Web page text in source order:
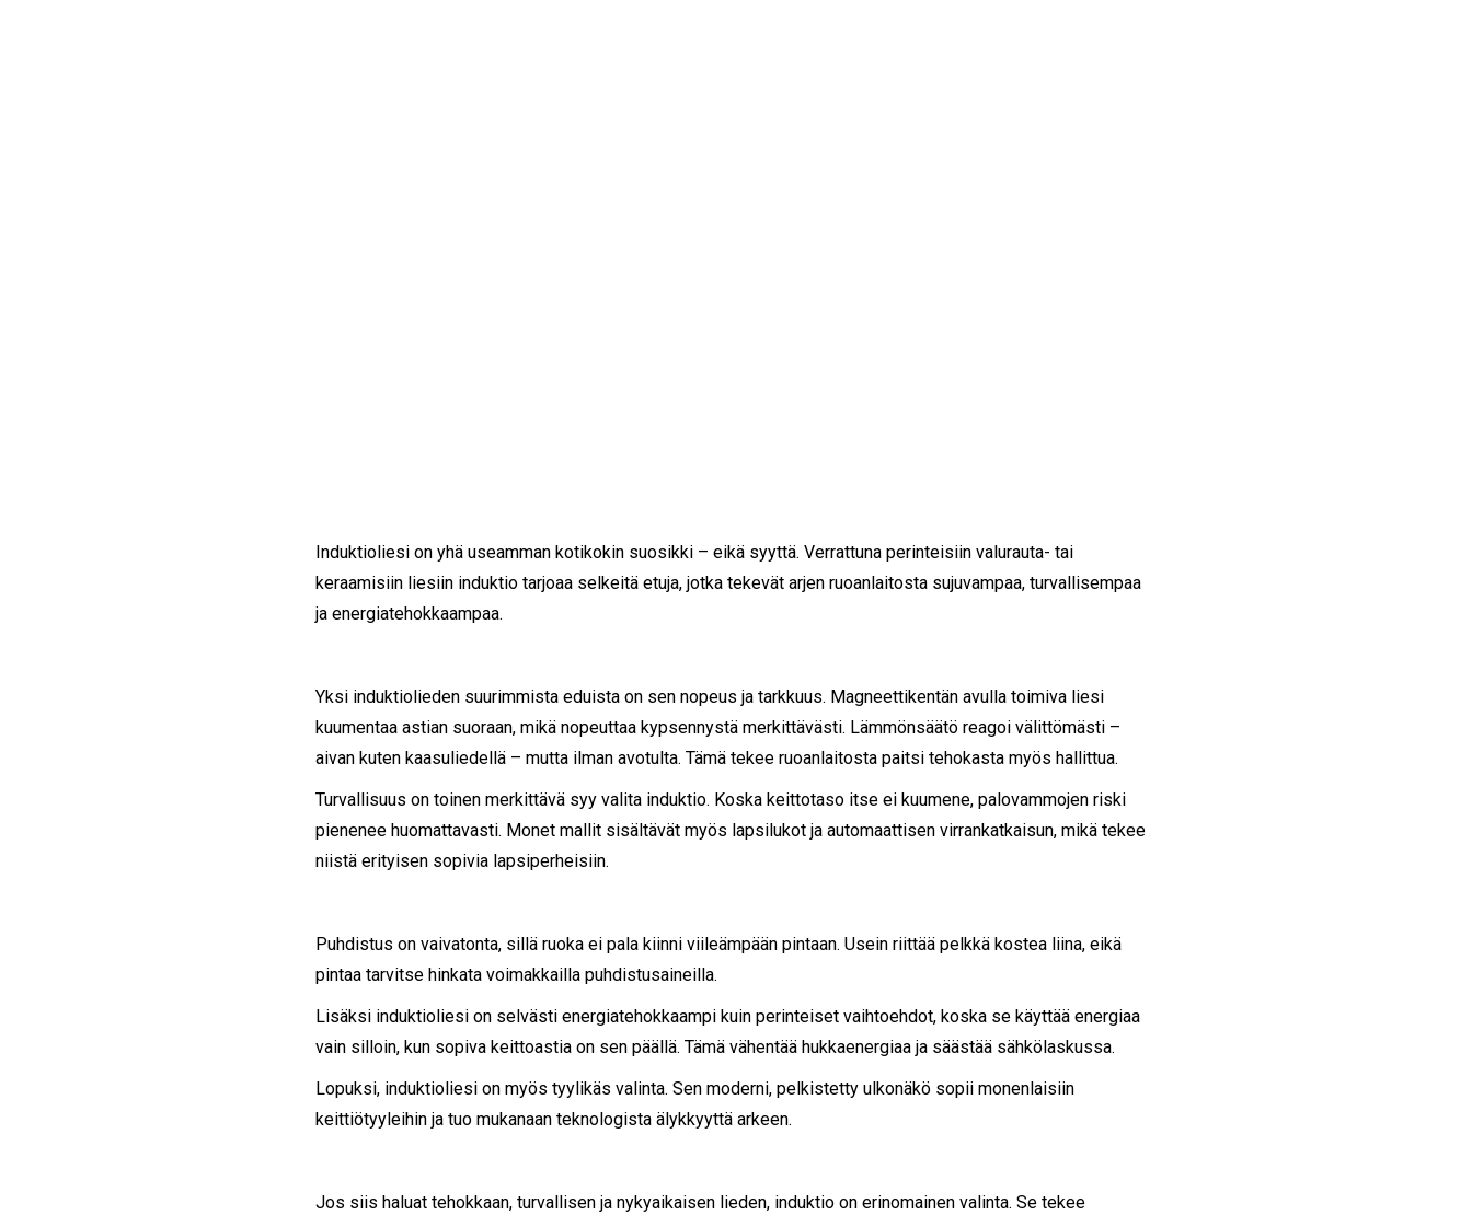
Induktioliesi on yhä useamman kotikokin suosikki – eikä syyttä. Verrattuna perinteisiin valurauta- tai
keraamisiin liesiin induktio tarjoaa selkeitä etuja, jotka tekevät arjen ruoanlaitosta sujuvampaa, turvallisempaa
ja energiatehokkaampaa.
Yksi induktiolieden suurimmista eduista on sen nopeus ja tarkkuus. Magneettikentän avulla toimiva liesi
kuumentaa astian suoraan, mikä nopeuttaa kypsennystä merkittävästi. Lämmönsäätö reagoi välittömästi –
aivan kuten kaasuliedellä – mutta ilman avotulta. Tämä tekee ruoanlaitosta paitsi tehokasta myös hallittua.
Turvallisuus on toinen merkittävä syy valita induktio. Koska keittotaso itse ei kuumene, palovammojen riski
pienenee huomattavasti. Monet mallit sisältävät myös lapsilukot ja automaattisen virrankatkaisun, mikä tekee
niistä erityisen sopivia lapsiperheisiin.
Puhdistus on vaivatonta, sillä ruoka ei pala kiinni viileämpään pintaan. Usein riittää pelkkä kostea liina, eikä
pintaa tarvitse hinkata voimakkailla puhdistusaineilla.
Lisäksi induktioliesi on selvästi energiatehokkaampi kuin perinteiset vaihtoehdot, koska se käyttää energiaa
vain silloin, kun sopiva keittoastia on sen päällä. Tämä vähentää hukkaenergiaa ja säästää sähkölaskussa.
Lopuksi, induktioliesi on myös tyylikäs valinta. Sen moderni, pelkistetty ulkonäkö sopii monenlaisiin
keittiötyyleihin ja tuo mukanaan teknologista älykkyyttä arkeen.
Jos siis haluat tehokkaan, turvallisen ja nykyaikaisen lieden, induktio on erinomainen valinta. Se tekee